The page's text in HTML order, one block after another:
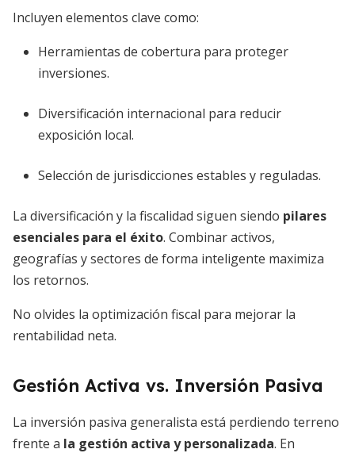
Incluyen elementos clave como:
Herramientas de cobertura para proteger
inversiones.
Diversificación internacional para reducir
exposición local.
Selección de jurisdicciones estables y reguladas.
La diversificación y la fiscalidad siguen siendo pilares
esenciales para el éxito. Combinar activos,
geografías y sectores de forma inteligente maximiza
los retornos.
No olvides la optimización fiscal para mejorar la
rentabilidad neta.
Gestión Activa vs. Inversión Pasiva
La inversión pasiva generalista está perdiendo terreno
frente a la gestión activa y personalizada. En